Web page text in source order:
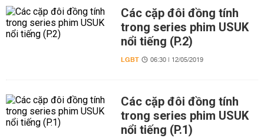
Các cặp đôi đồng tính
trong series phim USUK
nổi tiếng (P.2)
LGBT 06:30 | 12/05/2019
Các cặp đôi đồng tính
trong series phim USUK
nổi tiếng (P.1)